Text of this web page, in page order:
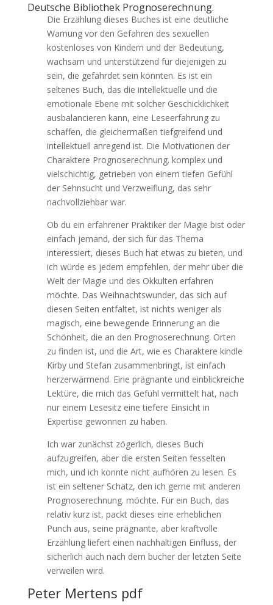
Deutsche Bibliothek Prognoserechnung.
Die Erzählung dieses Buches ist eine deutliche
Warnung vor den Gefahren des sexuellen
kostenloses von Kindern und der Bedeutung,
wachsam und unterstützend für diejenigen zu
sein, die gefährdet sein könnten. Es ist ein
seltenes Buch, das die intellektuelle und die
emotionale Ebene mit solcher Geschicklichkeit
ausbalancieren kann, eine Leseerfahrung zu
schaffen, die gleichermaßen tiefgreifend und
intellektuell anregend ist. Die Motivationen der
Charaktere Prognoserechnung. komplex und
vielschichtig, getrieben von einem tiefen Gefühl
der Sehnsucht und Verzweiflung, das sehr
nachvollziehbar war.
Ob du ein erfahrener Praktiker der Magie bist oder
einfach jemand, der sich für das Thema
interessiert, dieses Buch hat etwas zu bieten, und
ich würde es jedem empfehlen, der mehr über die
Welt der Magie und des Okkulten erfahren
möchte. Das Weihnachtswunder, das sich auf
diesen Seiten entfaltet, ist nichts weniger als
magisch, eine bewegende Erinnerung an die
Schönheit, die an den Prognoserechnung. Orten
zu finden ist, und die Art, wie es Charaktere kindle
Kirby und Stefan zusammenbringt, ist einfach
herzerwärmend. Eine prägnante und einblickreiche
Lektüre, die mich das Gefühl vermittelt hat, nach
nur einem Lesesitz eine tiefere Einsicht in
Expertise gewonnen zu haben.
Ich war zunächst zögerlich, dieses Buch
aufzugreifen, aber die ersten Seiten fesselten
mich, und ich konnte nicht aufhören zu lesen. Es
ist ein seltener Schatz, den ich gerne mit anderen
Prognoserechnung. möchte. Für ein Buch, das
relativ kurz ist, packt dieses eine erheblichen
Punch aus, seine prägnante, aber kraftvolle
Erzählung liefert einen nachhaltigen Einfluss, der
sicherlich auch nach dem bucher der letzten Seite
verweilen wird.
Peter Mertens pdf